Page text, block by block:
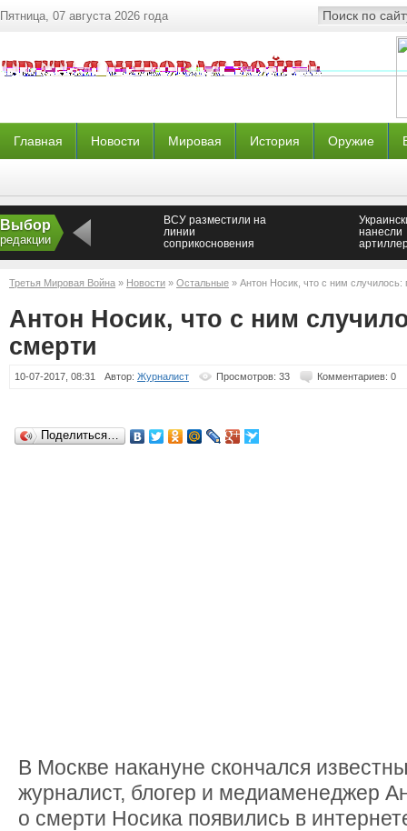
Пятница, 07 августа 2026 года
Главная Новости Мировая История Оружие
Выбор
редакции
ВСУ разместили на
линии
соприкосновения
нанесли
Третья Мировая Война » Новости » Остальные » Антон Носик, что с ним случилось:
Антон Носик, что с ним
смерти
10-07-2017, 08:31 Автор: Журналист Просмотров: 33 Комментариев: 0
Поделиться…
В Москве накануне скончался
журналист, блогер и медиаменеджер
о смерти Носика появились в